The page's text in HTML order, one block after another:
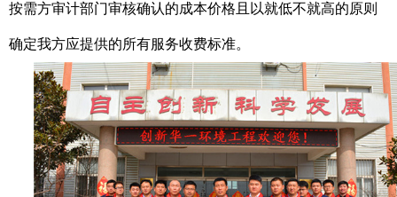
按需方审计部门审核确认的成本价格且以就低不就高的原则
确定我方应提供的所有服务收费标准。